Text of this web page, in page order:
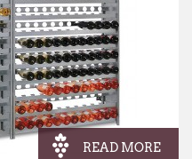
READ MORE